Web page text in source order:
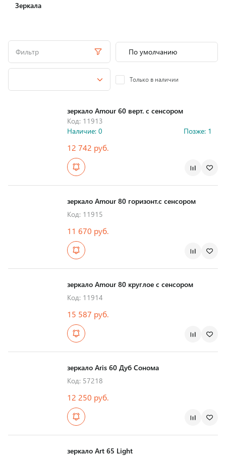
Зеркала
Фильтр
Только в наличии
зеркало Amour 60 верт. с сенсором
Код: 11913
Наличие: 0
Позже: 1
12 742 руб.
зеркало Amour 80 горизонт.с сенсором
Код: 11915
11 670 руб.
зеркало Amour 80 круглое с сенсором
Код: 11914
15 587 руб.
зеркало Aris 60 Дуб Сонома
Код: 57218
12 250 руб.
зеркало Art 65 Light